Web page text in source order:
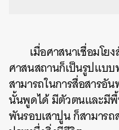
เมื่อศาสนาเชื่อมโ
ศาสนสถานก็เป็นรูปแบ
สามารถในการสื่อสารอั
นั้นพูดได้ มีตัวตนและมี
พันรอบเสาปูน ก็สามาร